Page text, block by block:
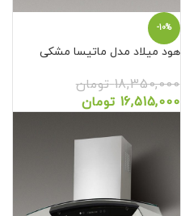
-10%
هود میلاد مدل ماتیسا مشکی
18,350,000 تومان
16,515,000 تومان